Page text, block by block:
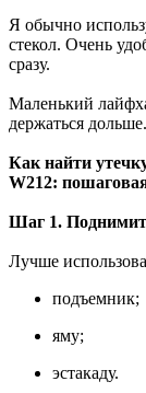
Я обычно
стекол. Очень
сразу.
Маленький
держаться дольше.
Как найти
W212:
Шаг 1.
Лучше
подъемник;
яму;
эстакаду.